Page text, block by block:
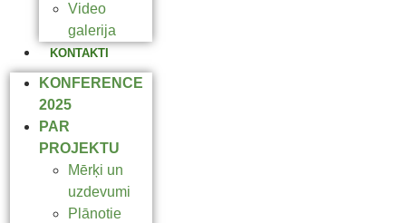
Video
galerija
KONTAKTI
KONFERENCE
2025
PAR
PROJEKTU
Mērķi un
uzdevumi
Plānotie